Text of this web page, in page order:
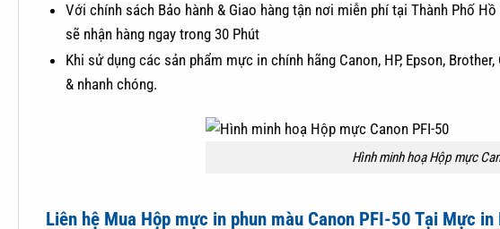
Với chính sách Bảo hành & Giao hàng tận nơi miễn phí tại Thành Phố
sẽ nhận hàng ngay trong 30 Phút
Khi sử dụng các sản phẩm mực in chính hãng Canon, HP, Epson,
& nhanh chóng.
Hình minh hoạ Hộp mực
Liên hệ Mua Hộp mực in phun màu Canon PFI-50 Tại Mực in